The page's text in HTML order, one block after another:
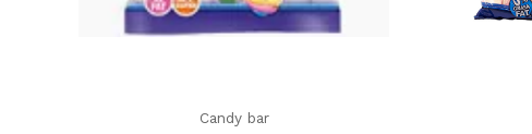
Candy bar